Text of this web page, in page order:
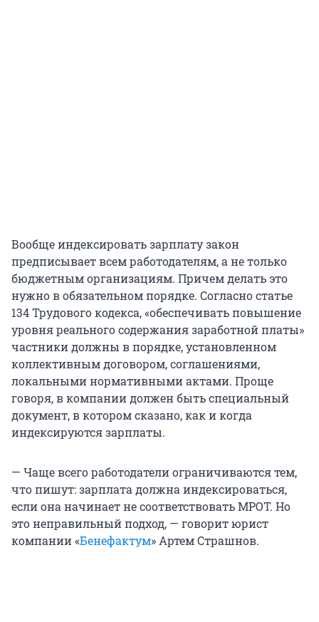
Вообще индексировать зарплату закон
предписывает всем работодателям, а не только
бюджетным организациям. Причем делать это
нужно в обязательном порядке. Согласно статье
134 Трудового кодекса, «обеспечивать повышение
уровня реального содержания заработной платы»
частники должны в порядке, установленном
коллективным договором, соглашениями,
локальными нормативными актами. Проще
говоря, в компании должен быть специальный
документ, в котором сказано, как и когда
индексируются зарплаты.
— Чаще всего работодатели ограничиваются тем,
что пишут: зарплата должна индексироваться,
если она начинает не соответствовать МРОТ. Но
это неправильный подход, — говорит юрист
компании «Бенефактум» Артем Страшнов.